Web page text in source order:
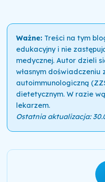
Ważne:Treści na tym
edukacyjny i nie
medycznej. Autor dzieli
własnym doświadczeniu
autoimmunologiczną
dietetycznym. W razie
lekarzem.
Ostatnia aktualizacja: